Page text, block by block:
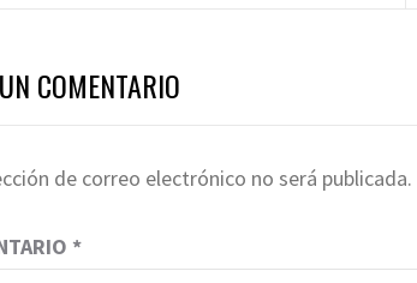
COMENTARIO
de correo electrónico no será publicada.
*